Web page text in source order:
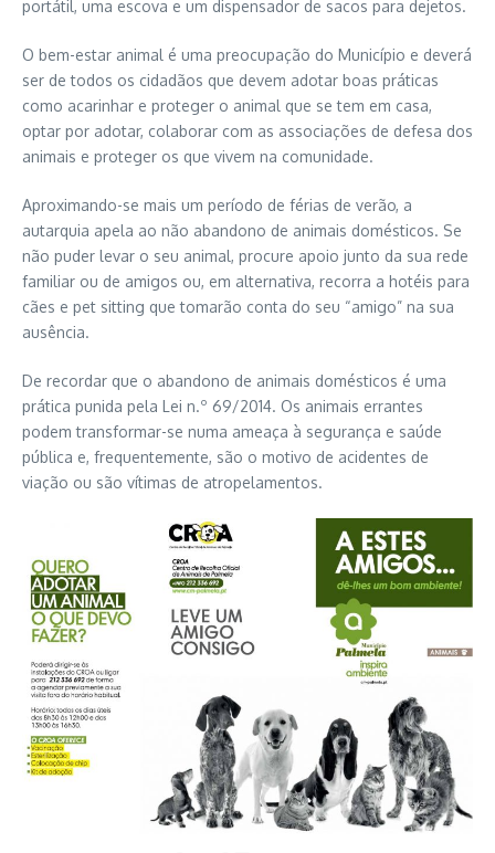
portátil, uma escova e um dispensador de sacos para dejetos.
O bem-estar animal é uma preocupação do Município e deverá
ser de todos os cidadãos que devem adotar boas práticas
como acarinhar e proteger o animal que se tem em casa,
optar por adotar, colaborar com as associações de defesa dos
animais e proteger os que vivem na comunidade.
Aproximando-se mais um período de férias de verão, a
autarquia apela ao não abandono de animais domésticos. Se
não puder levar o seu animal, procure apoio junto da sua rede
familiar ou de amigos ou, em alternativa, recorra a hotéis para
cães e pet sitting que tomarão conta do seu “amigo” na sua
ausência.
De recordar que o abandono de animais domésticos é uma
prática punida pela Lei n.º 69/2014. Os animais errantes
podem transformar-se numa ameaça à segurança e saúde
pública e, frequentemente, são o motivo de acidentes de
viação ou são vítimas de atropelamentos.